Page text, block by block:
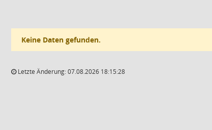
Keine Daten gefunden.
Letzte Änderung: 07.08.2026 18:15:28